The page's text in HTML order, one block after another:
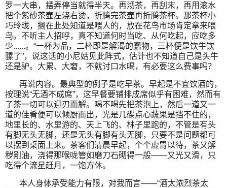
罗一大串，摆弄停当就得半天。再沏茶，再刮末，再用滚水
把个紫砂茶壶左浇右烫，折腾完茶壶再折腾茶杯。那茶杯小
巧玲珑，搁在此处知道是喂人的，放在花鸟市场肯定拿来喂
鸟。不听主人招呼，真不知道何时当吃、从何吃起，应吃多
少......。“一杯为品，二杯即是解渴的蠢物，三杯便是饮牛饮
骡了”，说这话的小尼姑见此阵式，估计也不知道自己是头牛
还是驴。大累、大窘，不就讨口水喝，有必要这么费事吗？
再说内容。最典型的例子是吃早茶。早起是不宜饮酒的，
按理说“无酒不成席”，这早餐要铺排成席似乎有困难，然而有
了茶一切可以迎刃而解。喝不喝先把茶泡上，然后一道又一
道的佳肴便可以倾厨而出，光是几碟点心蔬果是挡不住的，
地里长的、水里游的、天上飞的、林子里跑的，不管是有头
有脚无头无脚，还是无头有脚有头无脚，只要不是问题都可
以摆到桌面上来。茶客们清晨早起，个个虚胃以待，茶又解
秽剐油，浇得那喉咙管如磨刀石砌得一般——又光又滑，只
吃得个流星赶月，一饱方休。
本人身体承受能力有限，对我而言——“酒太浓烈茶太